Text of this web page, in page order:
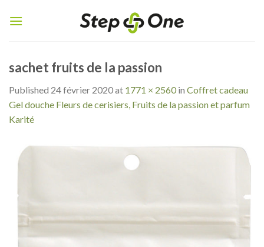
sachet fruits de la passion
Published 24 février 2020at 1771 × 2560 in Coffret cadeau
Gel douche Fleurs de cerisiers, Fruits de la passion et parfum
Karité